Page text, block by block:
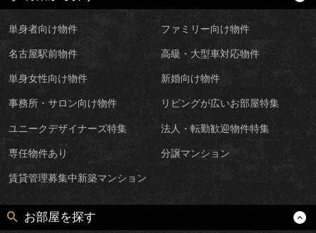
単身者向け物件 ファミリー向け物件
名古屋駅前物件 高級・大型車対応物件
単身女性向け物件 新婚向け物件
事務所・サロン向け物件 リビングが広いお部屋特集
ユニークデザイナーズ特集 法人・転勤歓迎物件特集
専任物件あり 分譲マンション
賃貸管理募集中新築マンション
お部屋を探す